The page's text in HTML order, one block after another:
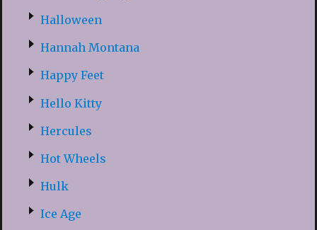
Halloween
Hannah Montana
Happy Feet
Hello Kitty
Hercules
Hot Wheels
Hulk
Ice Age